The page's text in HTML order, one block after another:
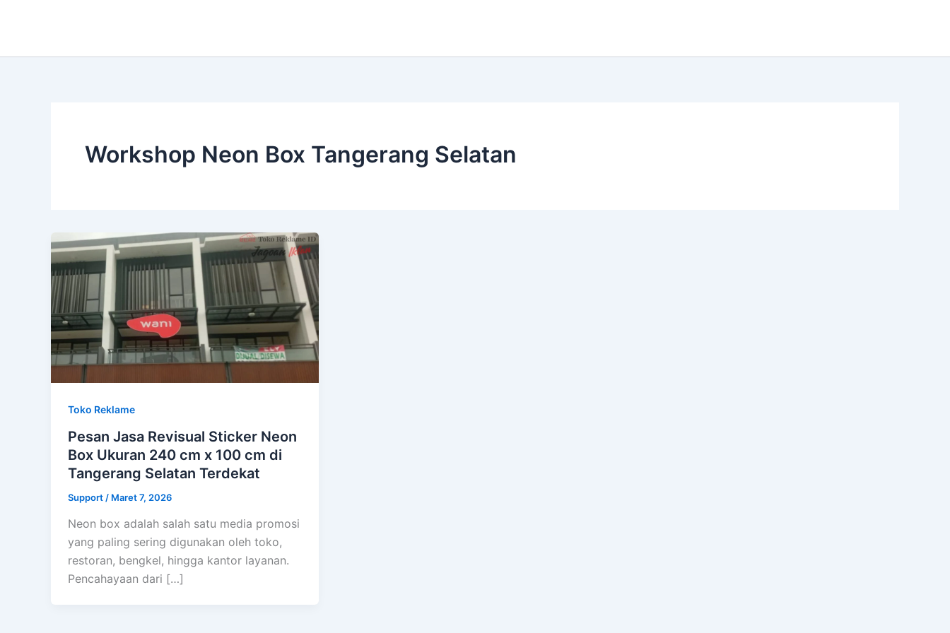
Workshop Neon Box Tangerang Selatan
Toko Reklame
Pesan Jasa Revisual Sticker Neon
Box Ukuran 240 cm x 100 cm di
Tangerang Selatan Terdekat
Support / Maret 7, 2026
Neon box adalah salah satu media promosi
yang paling sering digunakan oleh toko,
restoran, bengkel, hingga kantor layanan.
Pencahayaan dari […]